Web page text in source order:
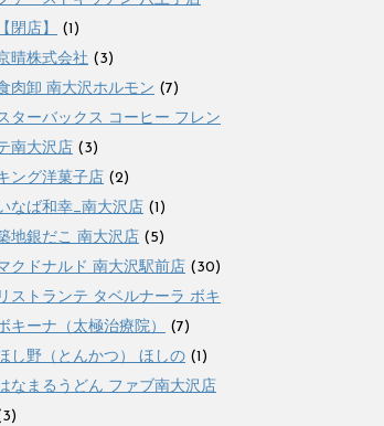
【閉店】
(1)
晴株式会社 (3)
肉卸 南大沢ホルモン (7)
ターバックス コーヒー フレン
南大沢店 (3)
ング洋菓子店 (2)
なば和幸_南大沢店 (1)
地銀だこ 南大沢店 (5)
クドナルド 南大沢駅前店 (30)
リストランテ タベルナーラ ボキ
キーナ（太極治療院）
(7)
し野（とんかつ） ほしの (1)
なまるうどん ファブ南大沢店